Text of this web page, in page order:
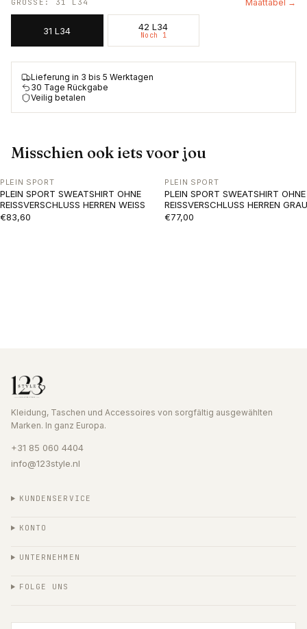
GRÖSSE : 31 L34 Maattabel →
31 L34 42 L34
Noch 1
Lieferung in 3 bis 5 Werktagen
30 Tage Rückgabe
Veilig betalen
Misschien ook iets voor jou
PLEIN SPORT
PLEIN SPORT SWEATSHIRT OHNE
REISSVERSCHLUSS HERREN WEISS
€83,60
PLEIN SPORT
PLEIN SPORT SWEATSHIRT OHNE
REISSVERSCHLUSS HERREN GRAU
€77,00
Kleidung, Taschen und Accessoires von sorgfältig ausgewählten
Marken. In ganz Europa.
+31 85 060 4404
info@123style.nl
KUNDENSERVICE
KONTO
UNTERNEHMEN
FOLGE UNS